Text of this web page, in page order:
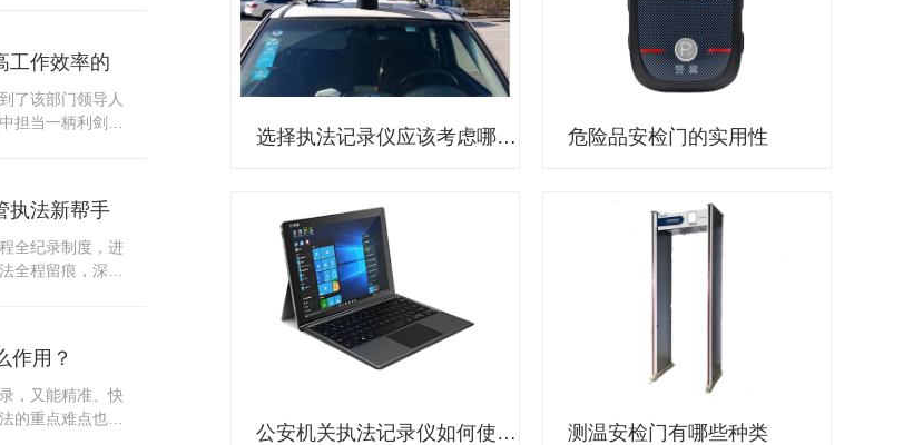
作。此消息一经
。其二，安装安
宁市第二医院刚
具和一把管制类
可以。
工作效率的
了该部门领导人
担当一柄利剑。
法仪同时上传数
设备具有断点续
已经上传或下载
，而没有必要从
使用，提高执法
强大的数据存储
呈现；设备设置
编号与执法仪编
执法新帮手
全纪录制度，进
全程留痕，深入
的必备品，它忠
作站，执法队员
作站可支持多台
天使用当天上
作用？
，又能精准、快
的重点难点也能
选择执法记录仪应该考虑哪些因素？ 危险品安检门的实用性
公安机关执法记录仪如何使用？ 测温安检门有哪些种类